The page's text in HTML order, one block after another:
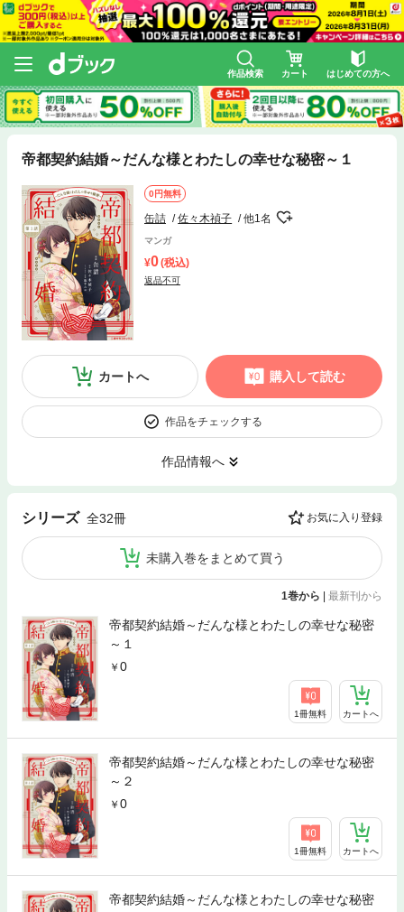
作品検索 カート はじめての方へ
帝都契約結婚～だんな様とわたしの幸せな秘密～１
0円無料
缶詰 佐々木禎子 他1名
マンガ
0(税込)
返品不可
カートへ 購入して読む
作品をチェックする
作品情報へ
シリーズ 全32冊 お気に入り登録
未購入巻をまとめて買う
1巻から | 最新刊から
帝都契約結婚～だんな様とわたしの幸せな秘密
～１
0
1冊無料 カートへ
帝都契約結婚～だんな様とわたしの幸せな秘密
～２
0
1冊無料 カートへ
帝都契約結婚～だんな様とわたしの幸せな秘密